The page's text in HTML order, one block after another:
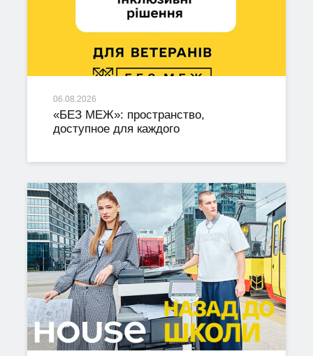
06.08.2026
«БЕЗ МЕЖ»: пространство,
доступное для каждого